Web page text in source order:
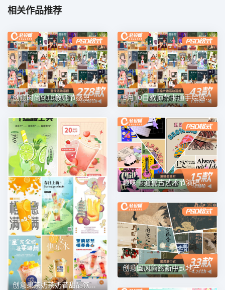
相关作品推荐
创意时尚9.10教师节感恩温馨老师辛苦了宣传海报PSD设计素材模板 9月10日教师节卡通手绘感谢感恩老师辛苦了插画海报PSD素材模板
创意果茶奶茶奶昔甜品饮料简约活动宣传海报插画PSD设计素材模板
趣味卡通复古艺术节演唱会酒吧派对海报插画EPS矢量设计素材模板
创意国风简约新中式地产价值点高端宣传海报背景PSD设计素材模板